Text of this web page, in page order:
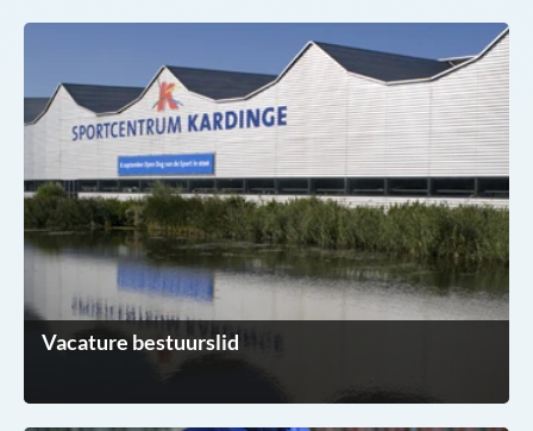
Vacature bestuurslid